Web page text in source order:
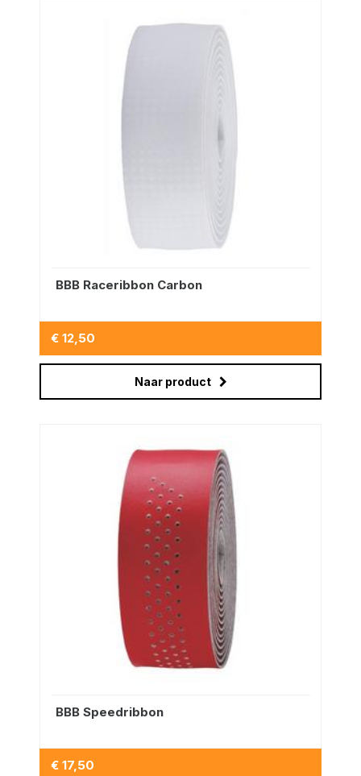
BBB Raceribbon Carbon
€ 12,50
Naar product
BBB Speedribbon
€ 17,50